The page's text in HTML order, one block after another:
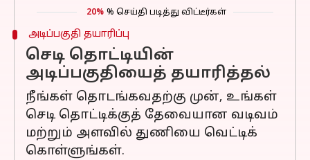
20% % செய்தி படித்து விட்டீர்கள்
அடிப்பகுதி தயாரிப்பு
செடி தொட்டியின்
அடிப்பகுதியைத் தயாரித்தல்
நீங்கள் தொடங்கவதற்கு முன், உங்கள்
செடி தொட்டிக்குத் தேவையான வடிவம்
மற்றும் அளவில் துணியை வெட்டிக்
கொள்ளுங்கள்.